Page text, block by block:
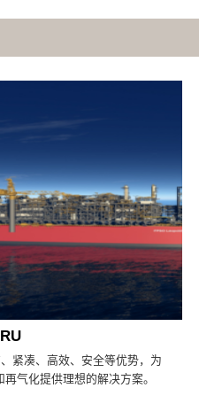
紧凑、高效、安全等优势，为
气化提供理想的解决方案。